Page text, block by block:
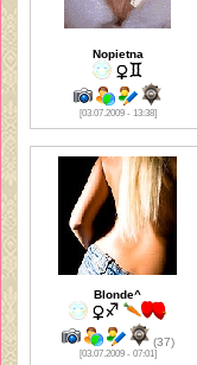
Nopietna
[03.07.2009 - 13:38]
Blonde^
(37)
[03.07.2009 - 07:01]